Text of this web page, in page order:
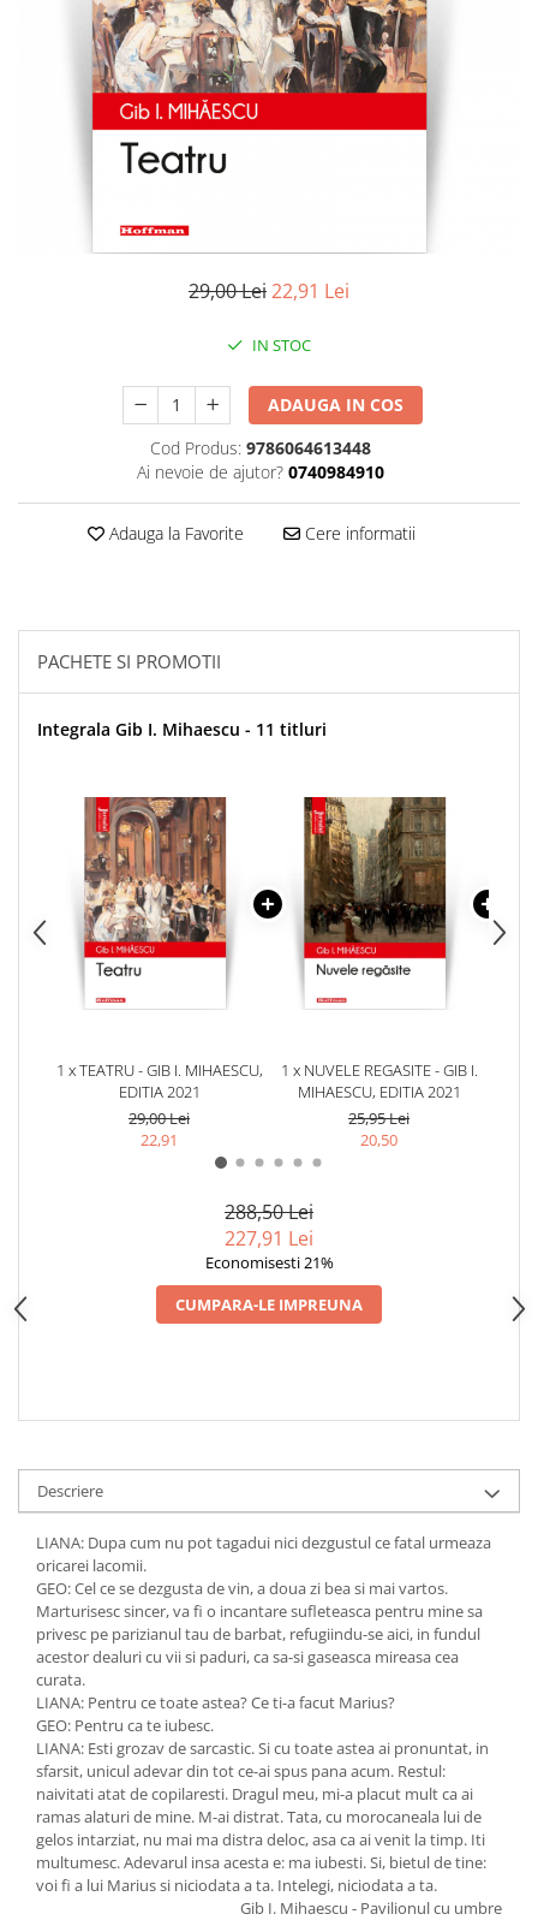
Literatura
Contemporana
Non-fictiune
Publicistica / Reportaje / Interviuri
Sociologie si filozofie
29,00 Lei22,91 Lei
IN STOC
ADAUGA IN COS
Cod Produs: 9786064613448
Ai nevoie de ajutor? 0740984910
Adauga la Favorite Cere informatii
PACHETE SI PROMOTII
Integrala Gib I. Mihaescu - 11 titluri
1 x TEATRU - GIB I. MIHAESCU,
EDITIA 2021
29,00 Lei
22,91
1 x NUVELE REGASITE - GIB I.
MIHAESCU, EDITIA 2021
25,95 Lei
20,50
288,50 Lei
227,91 Lei
Economisesti 21%
CUMPARA-LE IMPREUNA
Descriere
LIANA: Dupa cum nu pot tagadui nici dezgustul ce fatal urmeaza
oricarei lacomii.
GEO: Cel ce se dezgusta de vin, a doua zi bea si mai vartos.
Marturisesc sincer, va fi o incantare sufleteasca pentru mine sa
privesc pe parizianul tau de barbat, refugiindu-se aici, in fundul
acestor dealuri cu vii si paduri, ca sa-si gaseasca mireasa cea
curata.
LIANA: Pentru ce toate astea? Ce ti-a facut Marius?
GEO: Pentru ca te iubesc.
LIANA: Esti grozav de sarcastic. Si cu toate astea ai pronuntat, in
sfarsit, unicul adevar din tot ce-ai spus pana acum. Restul:
naivitati atat de copilaresti. Dragul meu, mi-a placut mult ca ai
ramas alaturi de mine. M-ai distrat. Tata, cu morocaneala lui de
gelos intarziat, nu mai ma distra deloc, asa ca ai venit la timp. Iti
multumesc. Adevarul insa acesta e: ma iubesti. Si, bietul de tine:
voi fi a lui Marius si niciodata a ta. Intelegi, niciodata a ta.
Gib I. Mihaescu - Pavilionul cu umbre